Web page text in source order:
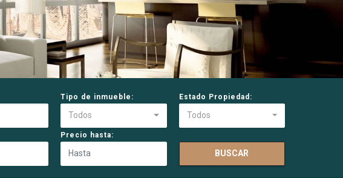
Tipo de inmueble:
Todos
Estado Propiedad:
Todos
Precio hasta:
BUSCAR